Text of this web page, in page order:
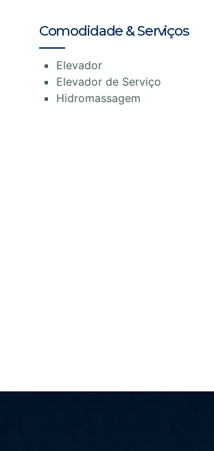
Comodidade & Serviços
Elevador
Elevador de Serviço
Hidromassagem